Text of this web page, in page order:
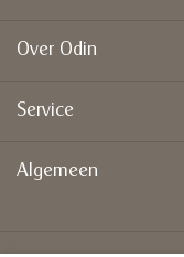
Over Odin
Service
Algemeen